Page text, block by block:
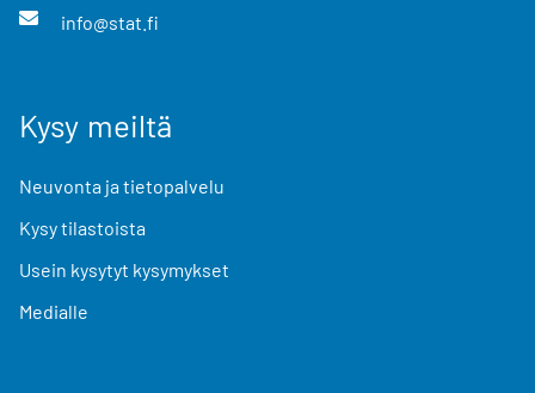
info@stat.fi
Kysy meiltä
Neuvonta ja tietopalvelu
Kysy tilastoista
Usein kysytyt kysymykset
Medialle